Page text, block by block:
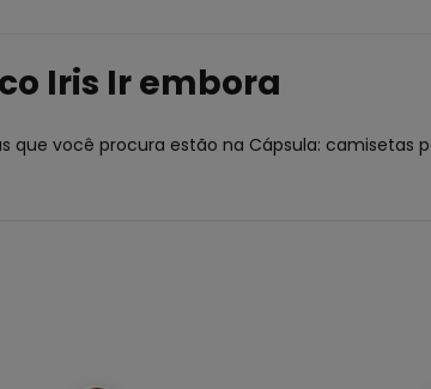
Iris Ir embora
que você procura estão na Cápsula: camisetas